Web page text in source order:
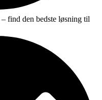
– find den bedste løsning til